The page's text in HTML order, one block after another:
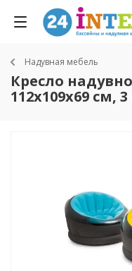
Надувная мебель
Кресло
112х109х69 см,